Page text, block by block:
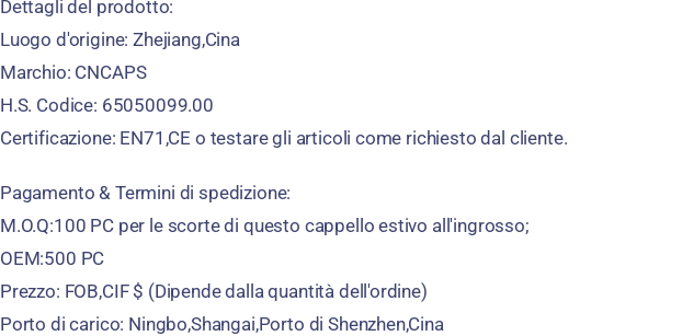
Dettagli del prodotto:
Luogo d'origine: Zhejiang,Cina
Marchio: CNCAPS
H.S. Codice: 65050099.00
Certificazione: EN71,CE o testare gli articoli come richiesto dal cliente.
Pagamento & Termini di spedizione:
M.O.Q:100 PC per le scorte di questo cappello estivo all'ingrosso;
OEM:500 PC
Prezzo: FOB,CIF $ (Dipende dalla quantità dell'ordine)
Porto di carico: Ningbo,Shangai,Porto di Shenzhen,Cina